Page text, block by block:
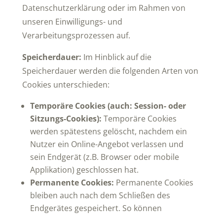
Datenschutzerklärung oder im Rahmen von
unseren Einwilligungs- und
Verarbeitungsprozessen auf.
Speicherdauer: Im Hinblick auf die
Speicherdauer werden die folgenden Arten von
Cookies unterschieden:
Temporäre Cookies (auch: Session- oder
Sitzungs-Cookies): Temporäre Cookies
werden spätestens gelöscht, nachdem ein
Nutzer ein Online-Angebot verlassen und
sein Endgerät (z.B. Browser oder mobile
Applikation) geschlossen hat.
Permanente Cookies: Permanente Cookies
bleiben auch nach dem Schließen des
Endgerätes gespeichert. So können